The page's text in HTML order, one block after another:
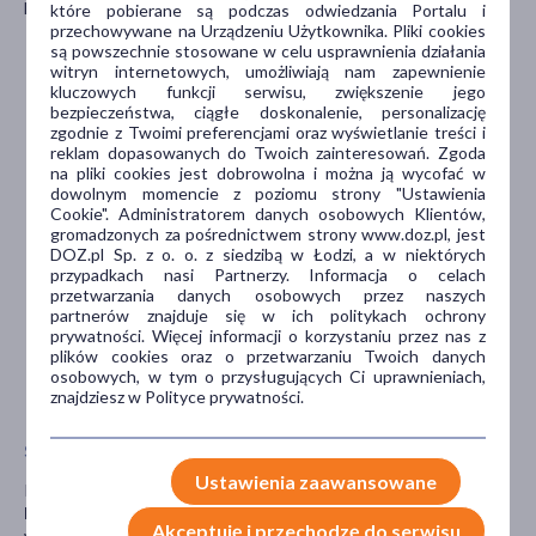
Należy zachować ostrożność stosując lekEtopiryna Extraz:
inhibitorami konwertazy angiotensyny (ACE),
acetazolamidem,
lekami przeciwzakrzepowymi (np. heparyna, warfaryna),
lekami przeciwpadaczkowymi,
lekami moczopędnymi,
probenecydem,
metotreksatem,
niesteroidowymi lekami przeciwzapalnymi (NLPZ),
glikokortykosteroidami stosowanymi układowo,
lekami przeciwcukrzycowymi, z pochodnymi
sulfonylomocznika,
digoksyną,
lekami trombolitycznymi,
lekami nasennymi lub przeciwpadaczkowymi, takimi jak:
fenobarbital, fenytoina, karbamazepina oraz ryfampicyna,
metoklopramidem i domperydonem,
inhibitorami monoaminooksydazy (MAO).
Stosowanie leku z jedzeniem i piciem
Podczas stosowania leku nie należy spożywać alkoholu.
Etopirynę Extrazaleca się stosować po posiłku, popijając obficie
które pobierane są podczas odwiedzania Portalu i
przechowywane na Urządzeniu Użytkownika. Pliki cookies
są powszechnie stosowane w celu usprawnienia działania
witryn internetowych, umożliwiają nam zapewnienie
kluczowych funkcji serwisu, zwiększenie jego
bezpieczeństwa, ciągłe doskonalenie, personalizację
zgodnie z Twoimi preferencjami oraz wyświetlanie treści i
reklam dopasowanych do Twoich zainteresowań. Zgoda
na pliki cookies jest dobrowolna i można ją wycofać w
dowolnym momencie z poziomu strony "Ustawienia
Cookie". Administratorem danych osobowych Klientów,
gromadzonych za pośrednictwem strony www.doz.pl, jest
DOZ.pl Sp. z o. o. z siedzibą w Łodzi, a w niektórych
przypadkach nasi Partnerzy. Informacja o celach
przetwarzania danych osobowych przez naszych
partnerów znajduje się w ich politykach ochrony
prywatności. Więcej informacji o korzystaniu przez nas z
plików cookies oraz o przetwarzaniu Twoich danych
osobowych, w tym o przysługujących Ci uprawnieniach,
znajdziesz w Polityce prywatności.
Ustawienia zaawansowane
Akceptuję i przechodzę do serwisu